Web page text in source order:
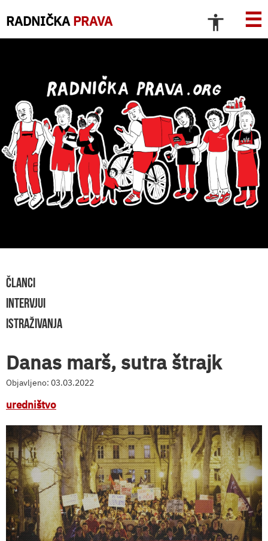
RADNIČKA PRAVA ☰
ČLANCI
INTERVJUI
ISTRAŽIVANJA
Danas marš, sutra štrajk
Objavljeno: 03.03.2022
uredništvo